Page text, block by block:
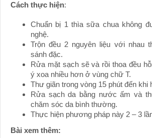
Cách thực hiện:
Chuẩn bị 1 thìa sữa chua không
nghệ.
Trộn đều 2 nguyên liệu với nhau
sánh đặc.
Rửa mặt sạch sẽ và rồi thoa đều
ý xoa nhiều hơn ở vùng chữ T.
Thư giãn trong vòng 15 phút đến khi
Rửa sạch da bằng nước ấm và
chăm sóc da bình thường.
Thực hiện phương pháp này 2 – 3
Bài xem thêm: